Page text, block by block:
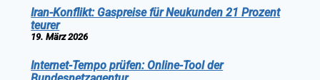
Iran-Konflikt: Gaspreise für Neukunden 21 Prozent
teurer
19. März 2026
Internet-Tempo prüfen: Online-Tool der